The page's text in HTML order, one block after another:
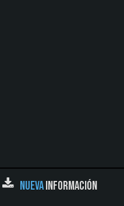
NUEVAINFORMACIÓN